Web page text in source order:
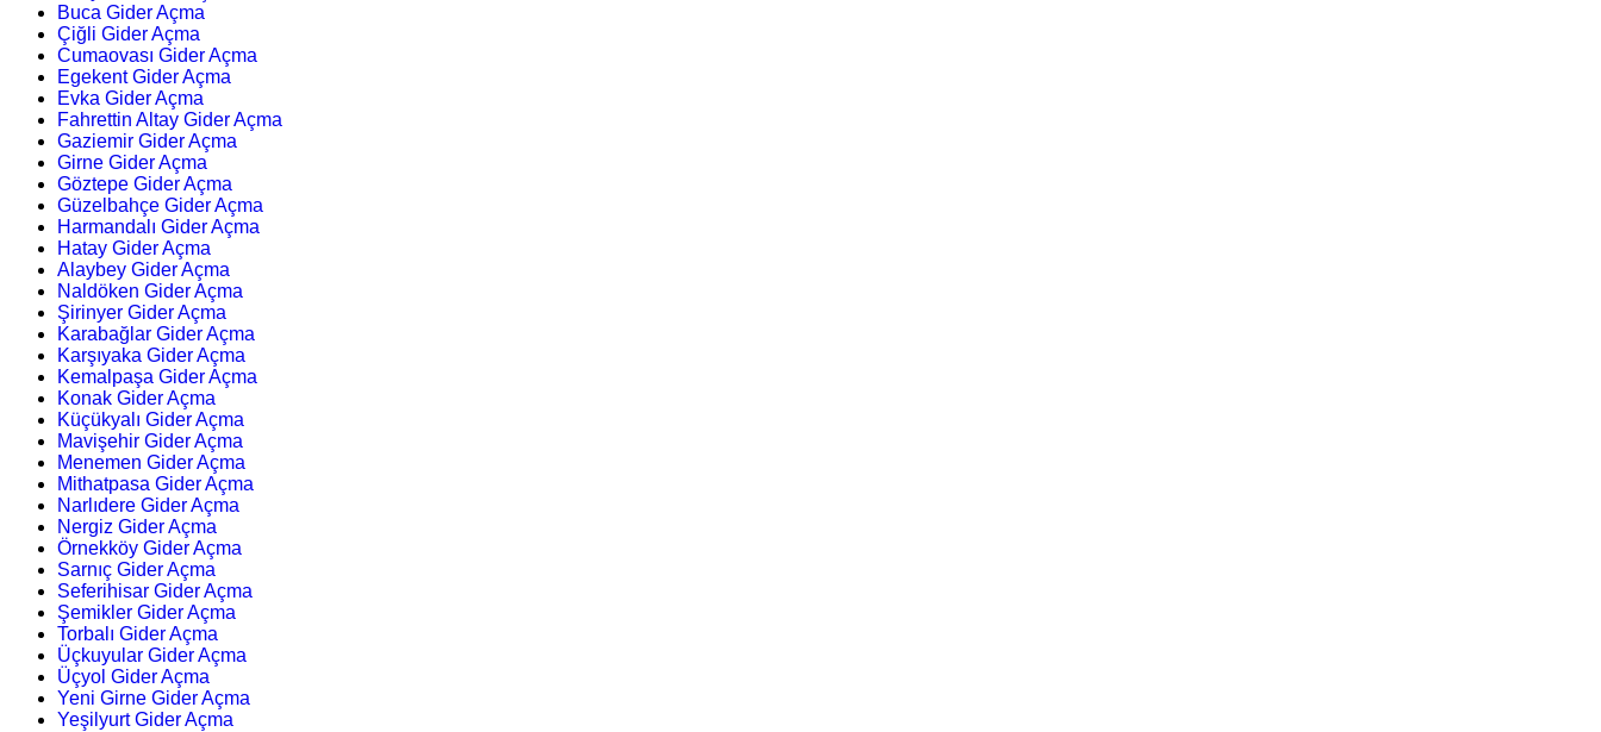
Buca Gider Açma
Çiğli Gider Açma
Cumaovası Gider Açma
Egekent Gider Açma
Evka Gider Açma
Fahrettin Altay Gider Açma
Gaziemir Gider Açma
Girne Gider Açma
Göztepe Gider Açma
Güzelbahçe Gider Açma
Harmandalı Gider Açma
Hatay Gider Açma
Alaybey Gider Açma
Naldöken Gider Açma
Şirinyer Gider Açma
Karabağlar Gider Açma
Karşıyaka Gider Açma
Kemalpaşa Gider Açma
Konak Gider Açma
Küçükyalı Gider Açma
Mavişehir Gider Açma
Menemen Gider Açma
Mithatpasa Gider Açma
Narlıdere Gider Açma
Nergiz Gider Açma
Örnekköy Gider Açma
Sarnıç Gider Açma
Seferihisar Gider Açma
Şemikler Gider Açma
Torbalı Gider Açma
Üçkuyular Gider Açma
Üçyol Gider Açma
Yeni Girne Gider Açma
Yeşilyurt Gider Açma